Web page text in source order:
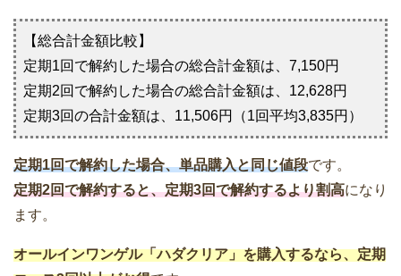
【総合計金額比較】
定期1回で解約した場合の総合計金額は、7,150円
定期2回で解約した場合の総合計金額は、12,628円
定期3回の合計金額は、11,506円（1回平均3,835円）
定期1回で解約した場合、単品購入と同じ値段です。
定期2回で解約すると、定期3回で解約するより割高になり
ます。
オールインワンゲル「ハダクリア」を購入するなら、定期